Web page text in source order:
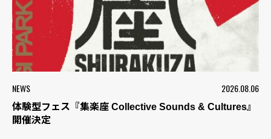
NEWS 2026.08.06
体験型フェス『集楽座 Collective Sounds & Cultures』
開催決定